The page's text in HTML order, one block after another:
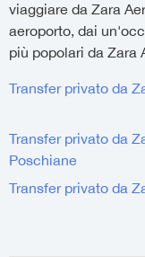
viaggiare da Zara
aeroporto, dai
più popolari da Zara
Transfer privato da
Transfer privato da
Poschiane
Transfer privato da